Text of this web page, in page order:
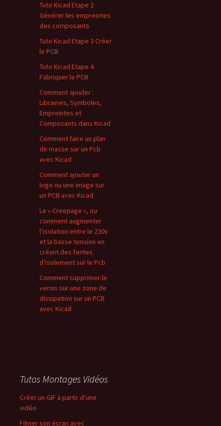
Tuto Kicad Etape 2
Générer les empreintes
des composants
Tuto Kicad Etape 3 Créer
le PCB
Tuto Kicad Etape 4
Fabriquer le PCB
Comment ajouter :
Librairies, Symboles,
Empreintes et
Composants dans Kicad
Comment faire un plan
de masse sur un Pcb
avec Kicad
Comment ajouter un
logo ou une image sur
un PCB avec Kicad
Le « Creepage », ou
comment augmenter
l’isolation entre le 230v
et la basse tension en
créant des fentes
d’isolement sur le Pcb
Comment supprimer le
vernis sur une zone de
dissipation sur un PCB
avec Kicad
Tutos Montages Vidéos
Créer un GIF à partir d’une
vidéo
Filmer son écran avec